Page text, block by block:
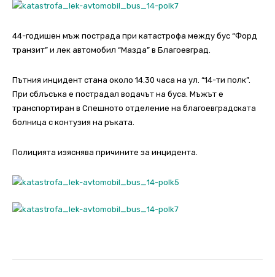
44-годишен мъж пострада при катастрофа между бус “Форд
транзит” и лек автомобил “Мазда” в Благоевград.
Пътния инцидент стана около 14.30 часа на ул. “14-ти полк”.
При сблъсъка е пострадал водачът на буса. Мъжът е
транспортиран в Спешното отделение на благоевградската
болница с контузия на ръката.
Полицията изяснява причините за инцидента.